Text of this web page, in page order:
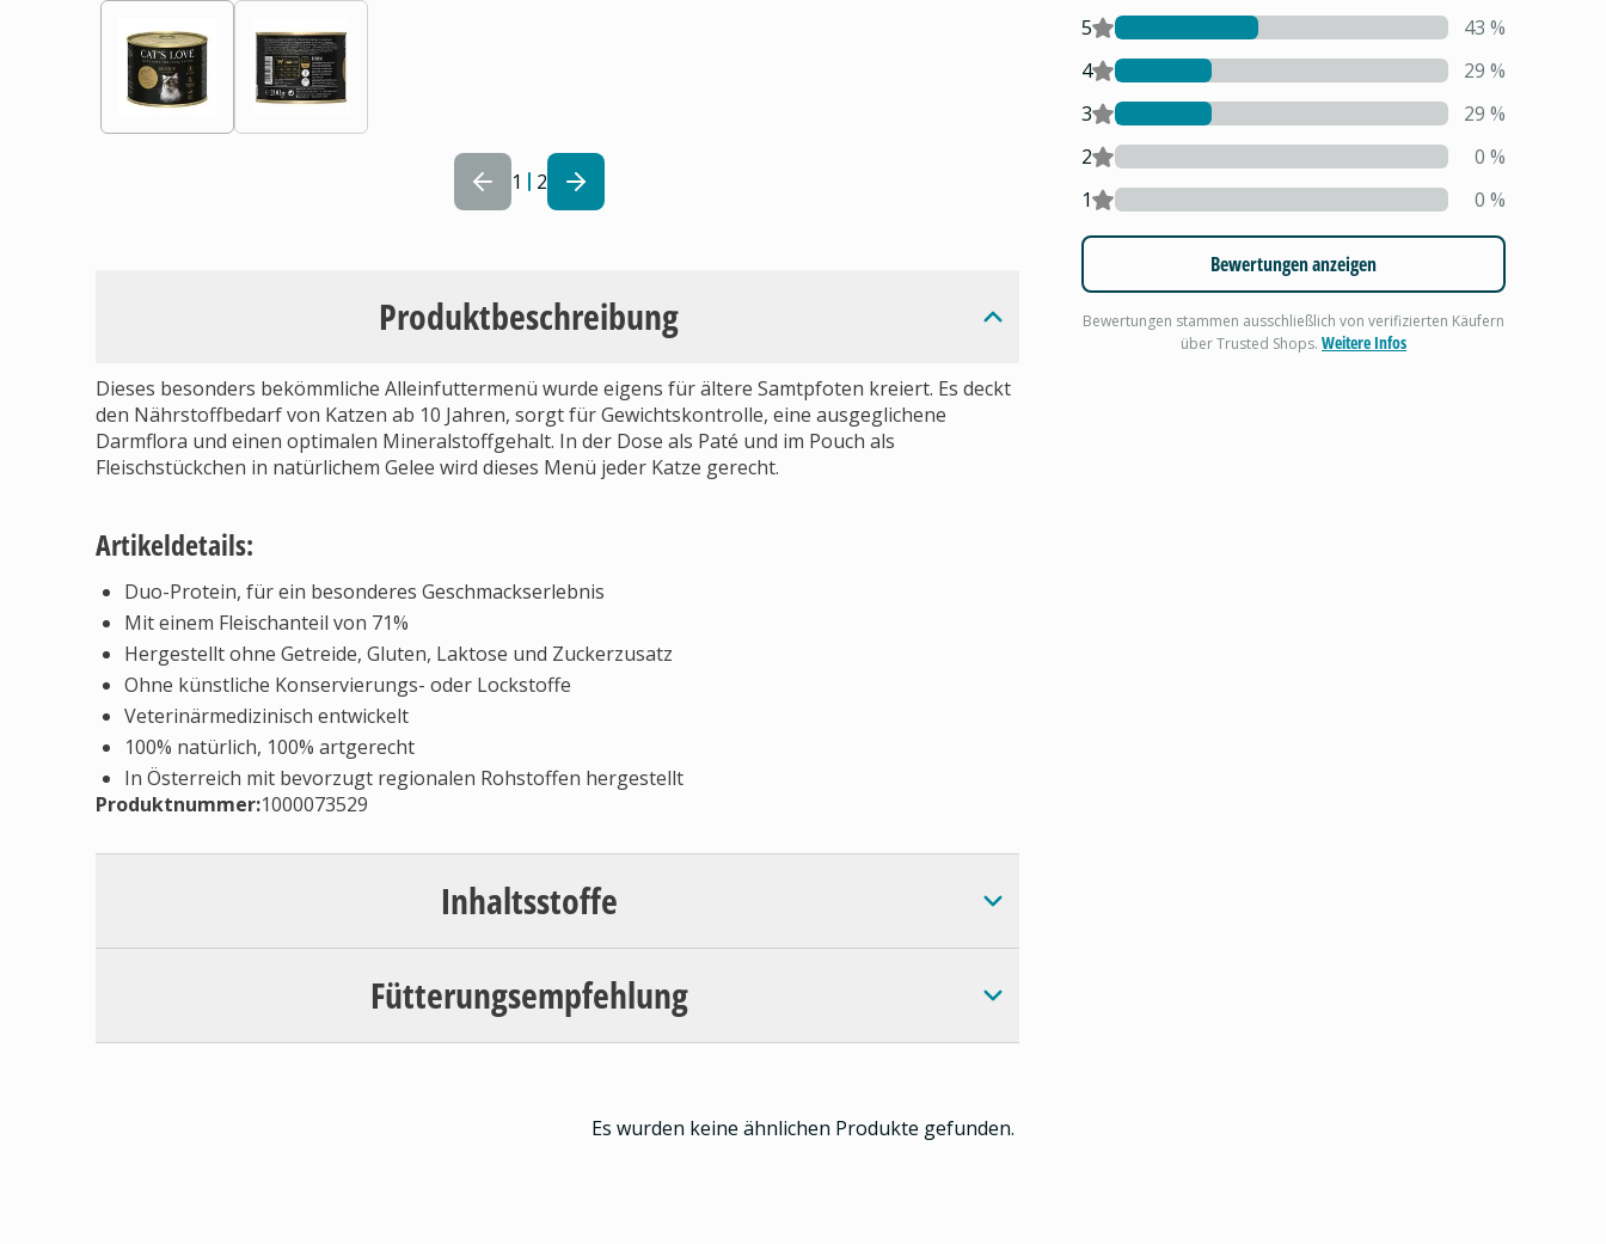
1 2
Produktbeschreibung
Dieses besonders bekömmliche Alleinfuttermenü wurde eigens für ältere Samtpfoten kreiert. Es deckt
den Nährstoffbedarf von Katzen ab 10 Jahren, sorgt für Gewichtskontrolle, eine ausgeglichene
Darmflora und einen optimalen Mineralstoffgehalt. In der Dose als Paté und im Pouch als
Fleischstückchen in natürlichem Gelee wird dieses Menü jeder Katze gerecht.
Artikeldetails:
Duo-Protein, für ein besonderes Geschmackserlebnis
Mit einem Fleischanteil von 71%
Hergestellt ohne Getreide, Gluten, Laktose und Zuckerzusatz
Ohne künstliche Konservierungs- oder Lockstoffe
Veterinärmedizinisch entwickelt
100% natürlich, 100% artgerecht
In Österreich mit bevorzugt regionalen Rohstoffen hergestellt
Produktnummer:1000073529
Inhaltsstoffe
Fütterungsempfehlung
5
43 %
4
29 %
3
29 %
2
0 %
1
0 %
Bewertungen anzeigen
Bewertungen stammen ausschließlich von verifizierten Käufern
über Trusted Shops.Weitere Infos
Es wurden keine ähnlichen Produkte gefunden.